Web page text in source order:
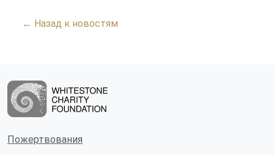
← Назад к новостям
Пожертвования